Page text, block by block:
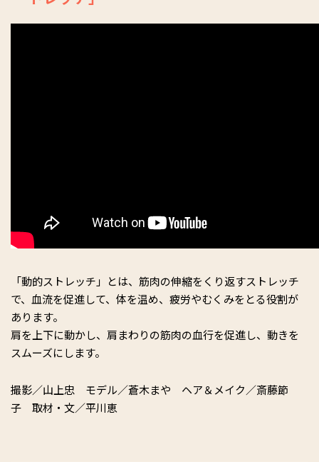
「動的ストレッチ」とは、筋肉の伸縮をくり返すストレッチ
で、血流を促進して、体を温め、疲労やむくみをとる役割が
あります。
肩を上下に動かし、肩まわりの筋肉の血行を促進し、動きを
スムーズにします。
撮影／山上忠 モデル／蒼木まや ヘア＆メイク／斎藤節
子 取材・文／平川恵